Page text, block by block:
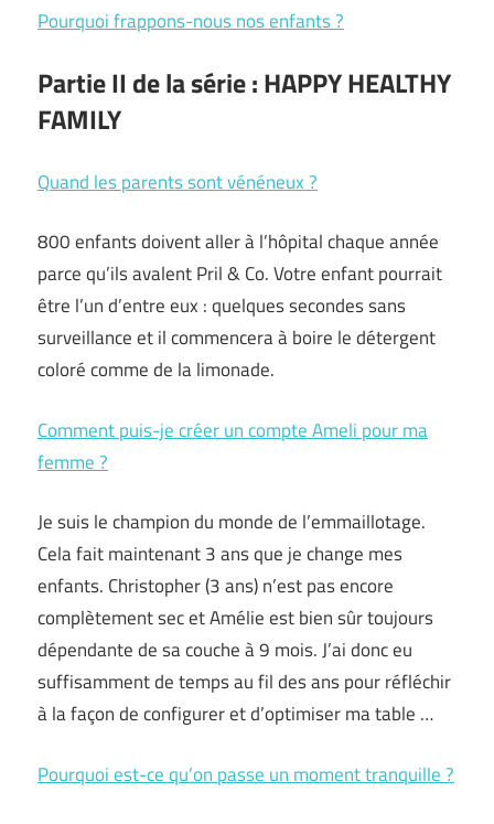
Pourquoi frappons-nous nos enfants ?
Partie II de la série : HAPPY HEALTHY
FAMILY
Quand les parents sont vénéneux ?
800 enfants doivent aller à l’hôpital chaque année
parce qu’ils avalent Pril & Co. Votre enfant pourrait
être l’un d’entre eux : quelques secondes sans
surveillance et il commencera à boire le détergent
coloré comme de la limonade.
Comment puis-je créer un compte Ameli pour ma
femme ?
Je suis le champion du monde de l’emmaillotage.
Cela fait maintenant 3 ans que je change mes
enfants. Christopher (3 ans) n’est pas encore
complètement sec et Amélie est bien sûr toujours
dépendante de sa couche à 9 mois. J’ai donc eu
suffisamment de temps au fil des ans pour réfléchir
à la façon de configurer et d’optimiser ma table …
Pourquoi est-ce qu’on passe un moment tranquille ?